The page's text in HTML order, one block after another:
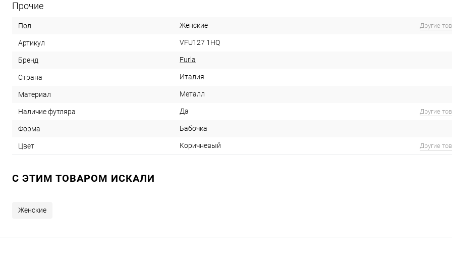
Прочие
Пол Женские Другие
Артикул VFU127 1HQ
Бренд Furla
Страна Италия
Материал Металл
Наличие футляра Да Другие
Форма Бабочка
Цвет Коричневый Другие
C ЭТИМ ТОВАРОМ ИСКАЛИ
Женские